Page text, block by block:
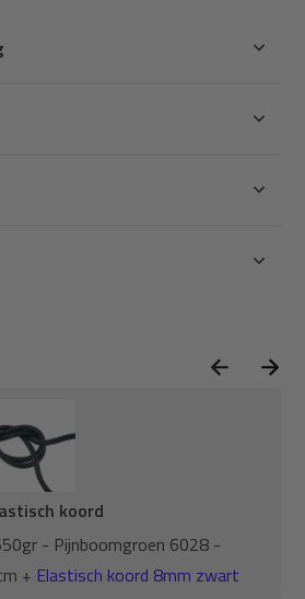
koord
- Pijnboomgroen 6028 -
+ Elastisch koord 8mm zwart